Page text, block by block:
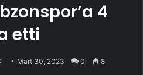
4
etti
Mart 30, 2023 0 8